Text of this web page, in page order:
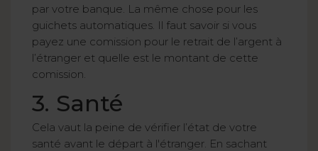
par votre banque. La même chose pour les
guichets automatiques. Il faut savoir si vous
payez une comission pour le retrait de l’argent à
l’étranger et quelle est le montant de cette
comission.
3. Santé
Cela vaut la peine de vérifier l’état de votre
santé avant le départ à l'étranger. En sachant